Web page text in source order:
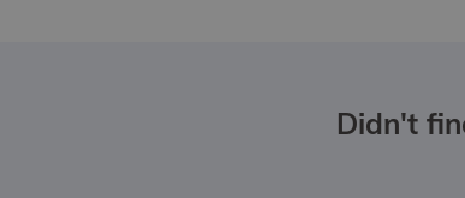
Didn't